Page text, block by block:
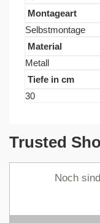
Montageart
Selbstmontage
Material
Metall
Tiefe in cm
30
Trusted
Noch